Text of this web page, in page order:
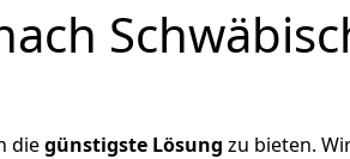
diegünstigste Lösung zu bieten.